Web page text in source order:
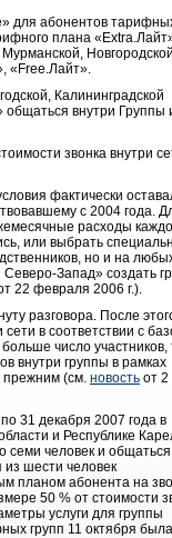
для абонентов
плана
«Free.Лайт».
Калининградской
внутри Группы
звонка внутри
фактически
с 2004 года.
расходы
или выбрать
но и на
Запад» создать
22 февраля 2006 г.).
разговора. После
в соответствии с
число участников,
внутри группы в рамках
прежним (см. новость от 2
31 декабря 2007 года в
и Республике
семи человек и общаться
из шести человек
планом абонента на
50 % от стоимости
услуги для группы
групп 11 октября была